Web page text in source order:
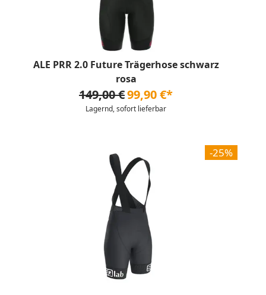
ALE PRR 2.0 Future Trägerhose schwarz
rosa
149,00 €99,90 €*
Lagernd, sofort lieferbar
-25%